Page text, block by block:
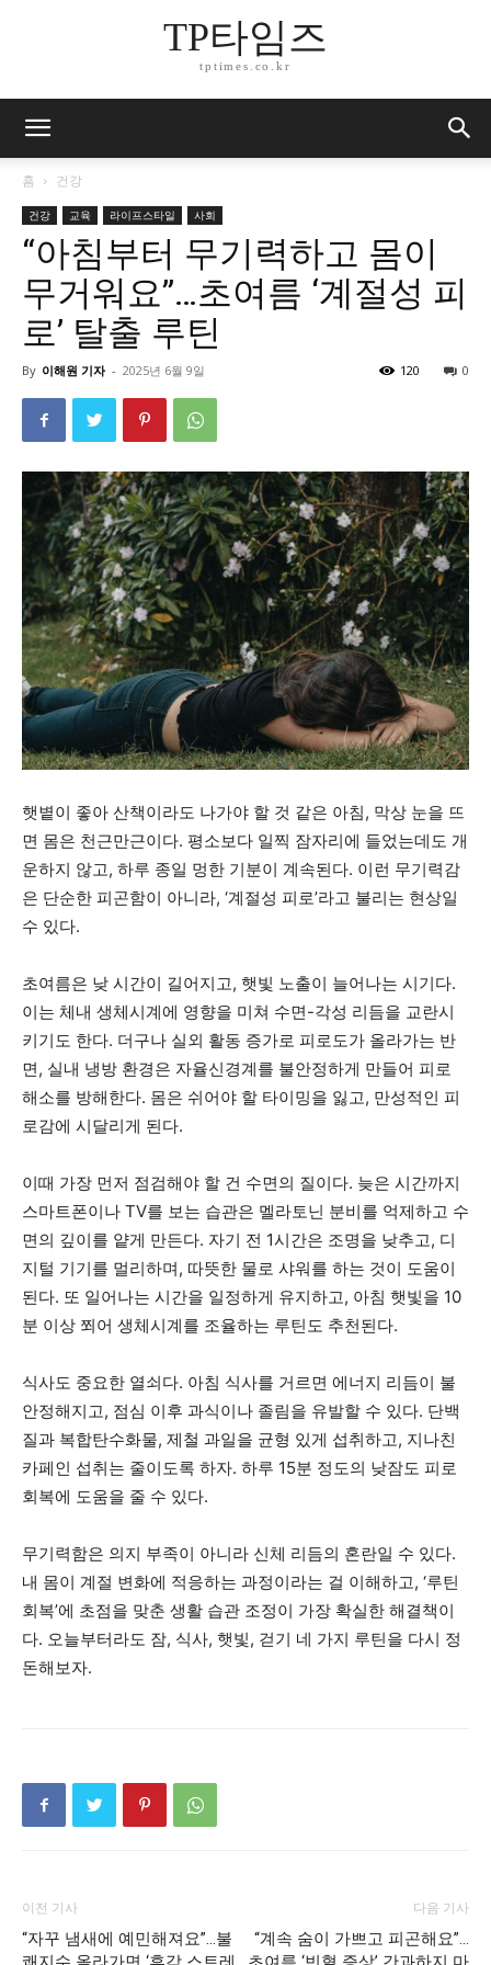
TP타임즈
tptimes.co.kr
홈 건강
건강 교육 라이프스타일 사회
“아침부터 무기력하고 몸이
무거워요”…초여름 ‘계절성 피
로’ 탈출 루틴
By 이해원 기자 - 2025년 6월 9일 0
120
햇볕이 좋아 산책이라도 나가야 할 것 같은 아침, 막상 눈을 뜨
면 몸은 천근만근이다. 평소보다 일찍 잠자리에 들었는데도 개
운하지 않고, 하루 종일 멍한 기분이 계속된다. 이런 무기력감
은 단순한 피곤함이 아니라, ‘계절성 피로’라고 불리는 현상일
수 있다.
초여름은 낮 시간이 길어지고, 햇빛 노출이 늘어나는 시기다.
이는 체내 생체시계에 영향을 미쳐 수면-각성 리듬을 교란시
키기도 한다. 더구나 실외 활동 증가로 피로도가 올라가는 반
면, 실내 냉방 환경은 자율신경계를 불안정하게 만들어 피로
해소를 방해한다. 몸은 쉬어야 할 타이밍을 잃고, 만성적인 피
로감에 시달리게 된다.
이때 가장 먼저 점검해야 할 건 수면의 질이다. 늦은 시간까지
스마트폰이나 TV를 보는 습관은 멜라토닌 분비를 억제하고 수
면의 깊이를 얕게 만든다. 자기 전 1시간은 조명을 낮추고, 디
지털 기기를 멀리하며, 따뜻한 물로 샤워를 하는 것이 도움이
된다. 또 일어나는 시간을 일정하게 유지하고, 아침 햇빛을 10
분 이상 쬐어 생체시계를 조율하는 루틴도 추천된다.
식사도 중요한 열쇠다. 아침 식사를 거르면 에너지 리듬이 불
안정해지고, 점심 이후 과식이나 졸림을 유발할 수 있다. 단백
질과 복합탄수화물, 제철 과일을 균형 있게 섭취하고, 지나친
카페인 섭취는 줄이도록 하자. 하루 15분 정도의 낮잠도 피로
회복에 도움을 줄 수 있다.
무기력함은 의지 부족이 아니라 신체 리듬의 혼란일 수 있다.
내 몸이 계절 변화에 적응하는 과정이라는 걸 이해하고, ‘루틴
회복’에 초점을 맞춘 생활 습관 조정이 가장 확실한 해결책이
다. 오늘부터라도 잠, 식사, 햇빛, 걷기 네 가지 루틴을 다시 정
돈해보자.
이전 기사
“자꾸 냄새에 예민해져요”…불
다음 기사
“계속 숨이 가쁘고 피곤해요”…